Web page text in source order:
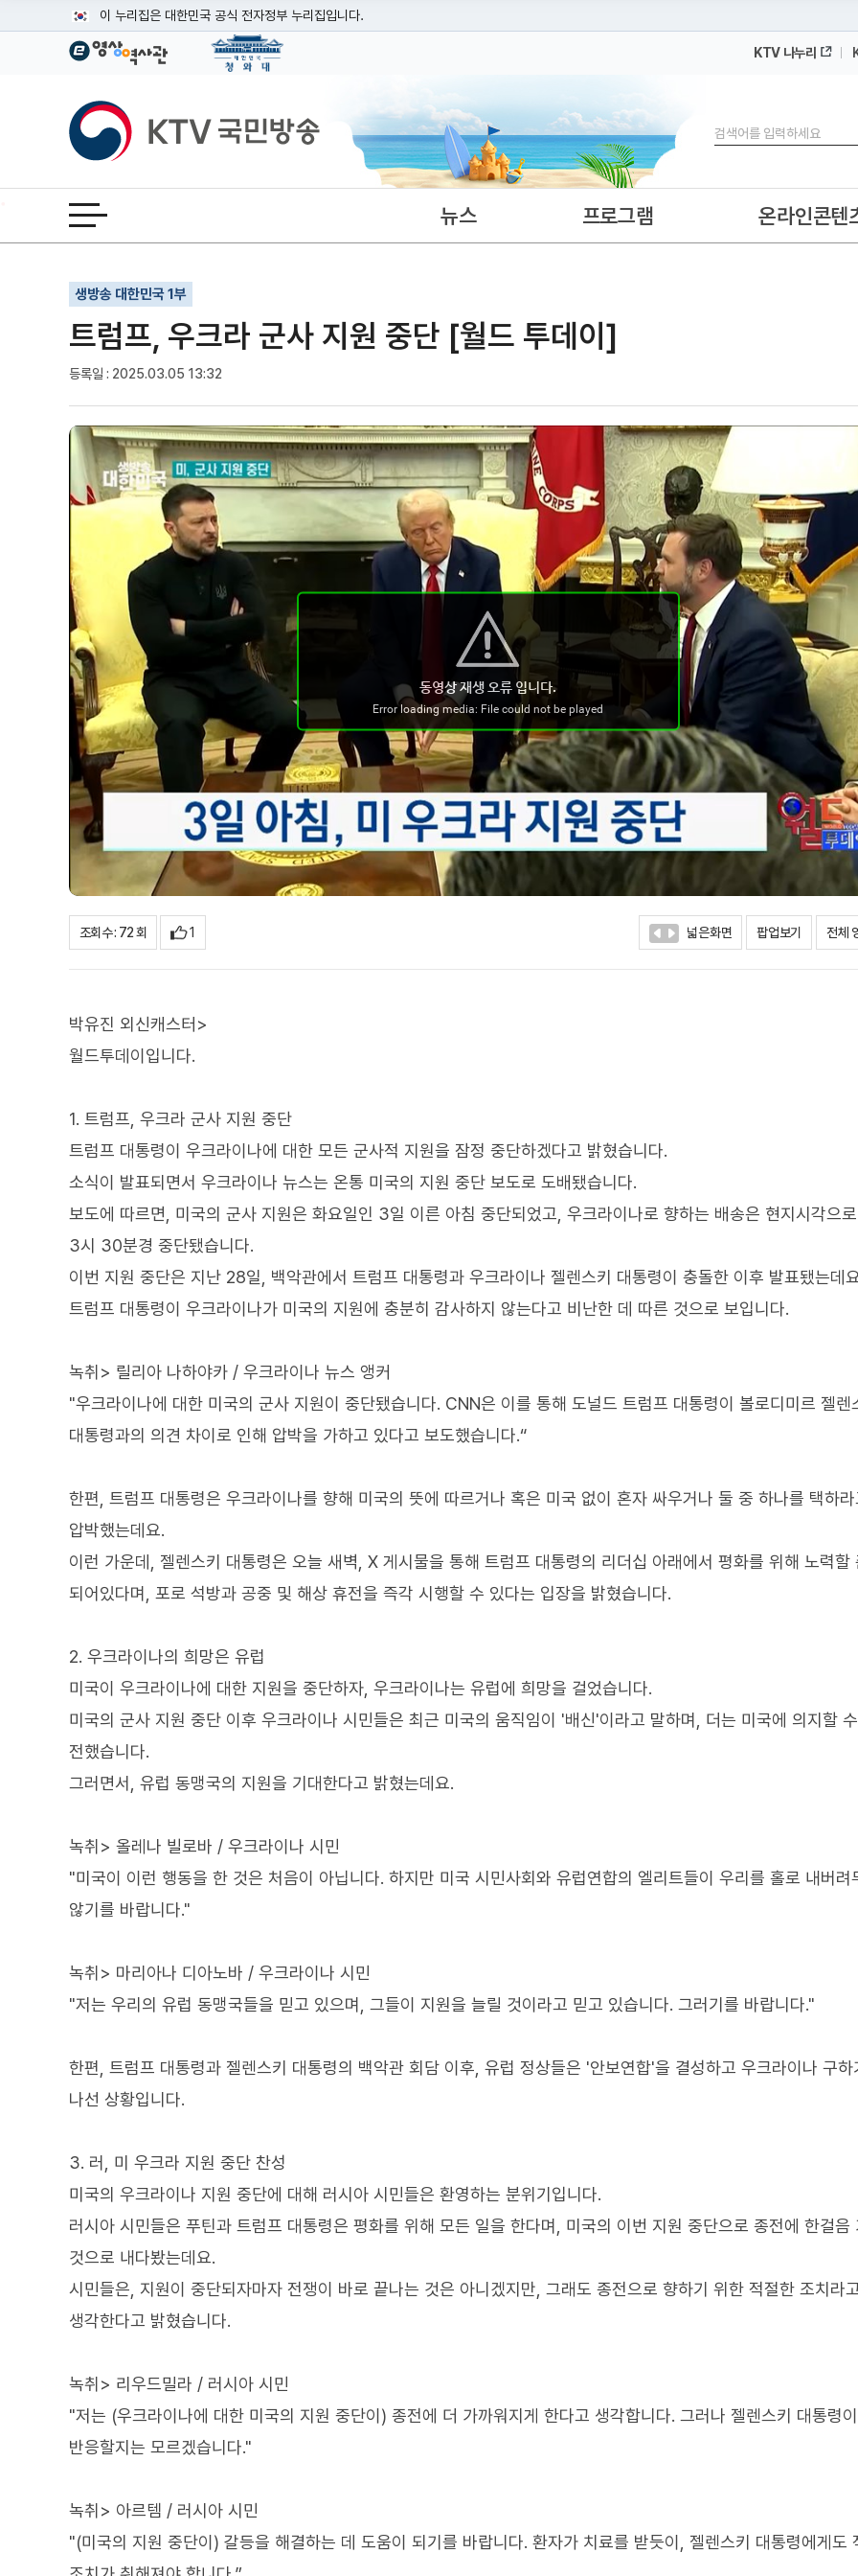
이 누리집은 대한민국 공식 전자정부 누리집입니다.
공식 누리집 주소 확인하기
이밖에 or.kr 또는 .kr등 다른 도메인 주소를 사용하고 있다면 아래 URL에서 도메인 주소를 확인해 보세요
운영중인 공식 누리집보기
KTV 나누리
KTV국민방송
검색
전체메뉴 열기 뉴스 프로그램 온라인콘텐
생방송 대한민국 1부
트럼프, 우크라 군사 지원 중단 [월드 투데이]
등록일 : 2025.03.05 13:32
기사인쇄
글자확대
글자축소
조회수 : 72 회 1 넓은화면 팝업보기 전체
박유진 외신캐스터>
월드투데이입니다.
1. 트럼프, 우크라 군사 지원 중단
트럼프 대통령이 우크라이나에 대한 모든 군사적 지원을 잠정 중단하겠다고 밝혔습니다.
소식이 발표되면서 우크라이나 뉴스는 온통 미국의 지원 중단 보도로 도배됐습니다.
보도에 따르면, 미국의 군사 지원은 화요일인 3일 이른 아침 중단되었고, 우크라이나로 향하는 배송은 현지시각으
3시 30분경 중단됐습니다.
이번 지원 중단은 지난 28일, 백악관에서 트럼프 대통령과 우크라이나 젤렌스키 대통령이 충돌한 이후 발표됐는데
트럼프 대통령이 우크라이나가 미국의 지원에 충분히 감사하지 않는다고 비난한 데 따른 것으로 보입니다.
녹취> 릴리아 나하야카 / 우크라이나 뉴스 앵커
"우크라이나에 대한 미국의 군사 지원이 중단됐습니다. CNN은 이를 통해 도널드 트럼프 대통령이 볼로디미르 젤렌
대통령과의 의견 차이로 인해 압박을 가하고 있다고 보도했습니다.“
한편, 트럼프 대통령은 우크라이나를 향해 미국의 뜻에 따르거나 혹은 미국 없이 혼자 싸우거나 둘 중 하나를 택하라
압박했는데요.
이런 가운데, 젤렌스키 대통령은 오늘 새벽, X 게시물을 통해 트럼프 대통령의 리더십 아래에서 평화를 위해 노력할
되어있다며, 포로 석방과 공중 및 해상 휴전을 즉각 시행할 수 있다는 입장을 밝혔습니다.
2. 우크라이나의 희망은 유럽
미국이 우크라이나에 대한 지원을 중단하자, 우크라이나는 유럽에 희망을 걸었습니다.
미국의 군사 지원 중단 이후 우크라이나 시민들은 최근 미국의 움직임이 '배신'이라고 말하며, 더는 미국에 의지할
전했습니다.
그러면서, 유럽 동맹국의 지원을 기대한다고 밝혔는데요.
녹취> 올레나 빌로바 / 우크라이나 시민
"미국이 이런 행동을 한 것은 처음이 아닙니다. 하지만 미국 시민사회와 유럽연합의 엘리트들이 우리를 홀로 내버려
않기를 바랍니다."
녹취> 마리아나 디아노바 / 우크라이나 시민
"저는 우리의 유럽 동맹국들을 믿고 있으며, 그들이 지원을 늘릴 것이라고 믿고 있습니다. 그러기를 바랍니다."
한편, 트럼프 대통령과 젤렌스키 대통령의 백악관 회담 이후, 유럽 정상들은 '안보연합'을 결성하고 우크라이나 구하
나선 상황입니다.
3. 러, 미 우크라 지원 중단 찬성
미국의 우크라이나 지원 중단에 대해 러시아 시민들은 환영하는 분위기입니다.
러시아 시민들은 푸틴과 트럼프 대통령은 평화를 위해 모든 일을 한다며, 미국의 이번 지원 중단으로 종전에 한걸음
것으로 내다봤는데요.
시민들은, 지원이 중단되자마자 전쟁이 바로 끝나는 것은 아니겠지만, 그래도 종전으로 향하기 위한 적절한 조치라
생각한다고 밝혔습니다.
녹취> 리우드밀라 / 러시아 시민
"저는 (우크라이나에 대한 미국의 지원 중단이) 종전에 더 가까워지게 한다고 생각합니다. 그러나 젤렌스키 대통령이
반응할지는 모르겠습니다."
녹취> 아르템 / 러시아 시민
"(미국의 지원 중단이) 갈등을 해결하는 데 도움이 되기를 바랍니다. 환자가 치료를 받듯이, 젤렌스키 대통령에게도